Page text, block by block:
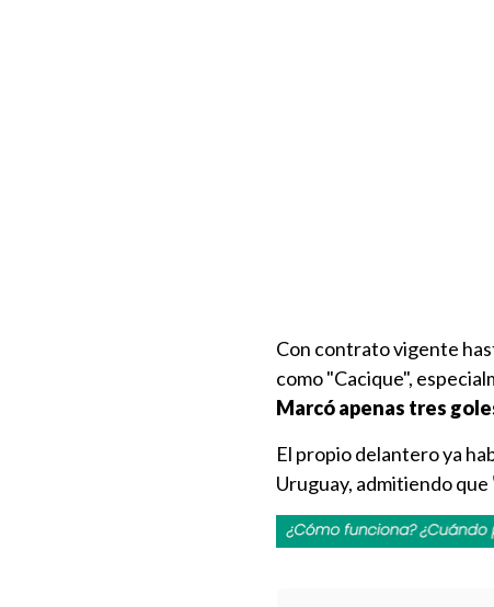
Con contrato vigente
como "Cacique",
Marcó apenas tres
El propio delantero ya
Uruguay, admitiendo que